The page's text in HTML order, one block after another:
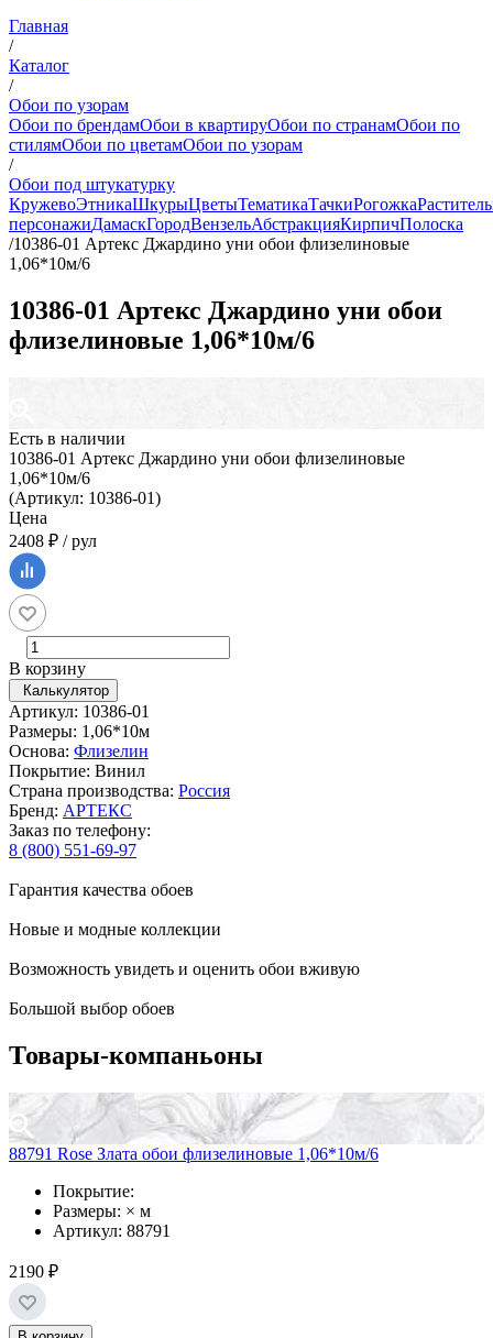
Главная
/
Каталог
/
Обои по узорам
Обои по брендамОбои в квартируОбои по странамОбои по
стилямОбои по цветамОбои по узорам
/
Обои под штукатурку
КружевоЭтникаШкурыЦветыТематикаТачкиРогожка
персонажиДамаскГородВензельАбстракцияКирпичПолоска
/10386-01 Артекс Джардино уни обои флизелиновые
1,06*10м/6
10386-01 Артекс Джардино уни обои
флизелиновые 1,06*10м/6
Есть в наличии
10386-01 Артекс Джардино уни обои флизелиновые
1,06*10м/6
(Артикул: 10386-01)
Цена
2408 ₽ / рул
В корзину
Калькулятор
Артикул: 10386-01
Размеры: 1,06*10м
Основа: Флизелин
Покрытие: Винил
Страна производства: Россия
Бренд: АРТЕКС
Заказ по телефону:
8 (800) 551-69-97
Гарантия качества обоев
Новые и модные коллекции
Возможность увидеть и оценить обои вживую
Большой выбор обоев
Товары-компаньоны
88791 Rose Злата обои флизелиновые 1,06*10м/6
Покрытие:
Размеры: × м
Артикул: 88791
2190 ₽